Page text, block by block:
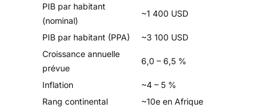
PIB par habitant
(nominal)
~1 400 USD
PIB par habitant (PPA)
~3 100 USD
Croissance annuelle
prévue
6,0 – 6,5 %
Inflation
~4 – 5 %
Rang continental
~10e en Afrique